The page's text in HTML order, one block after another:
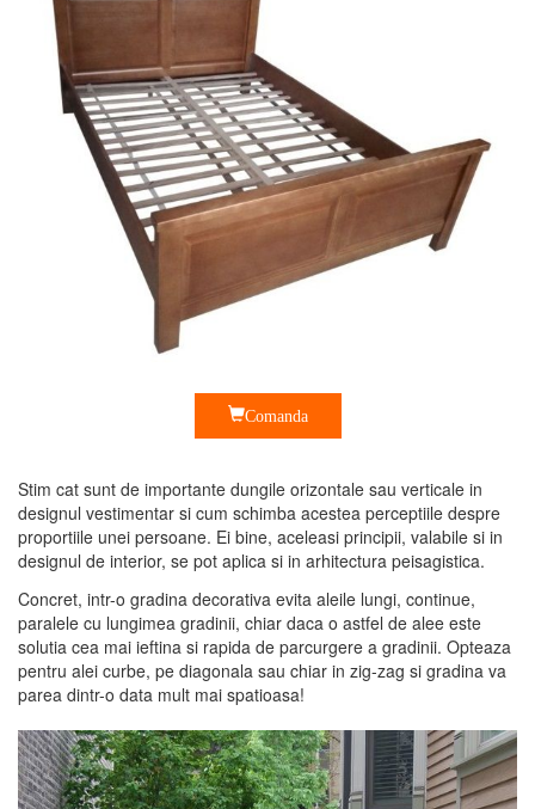
Comanda
Stim cat sunt de importante dungile orizontale sau verticale in
designul vestimentar si cum schimba acestea perceptiile despre
proportiile unei persoane. Ei bine, aceleasi principii, valabile si in
designul de interior, se pot aplica si in arhitectura peisagistica.
Concret, intr-o gradina decorativa evita aleile lungi, continue,
paralele cu lungimea gradinii, chiar daca o astfel de alee este
solutia cea mai ieftina si rapida de parcurgere a gradinii. Opteaza
pentru alei curbe, pe diagonala sau chiar in zig-zag si gradina va
parea dintr-o data mult mai spatioasa!